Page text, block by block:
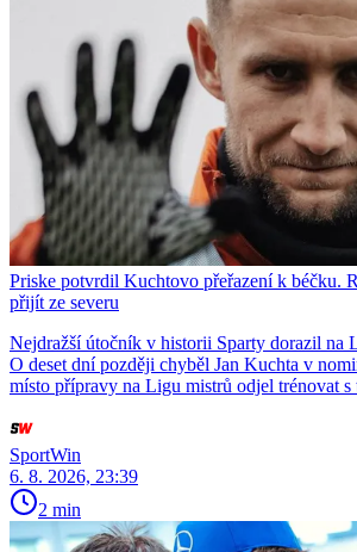
Priske potvrdil Kuchtovo přeřazení k béčku.
přijít ze severu
Nejdražší útočník v historii Sparty dorazil na
O deset dní později chyběl Jan Kuchta v
místo přípravy na Ligu mistrů odjel trénovat
SportWin
6. 8. 2026, 23:39
2 min